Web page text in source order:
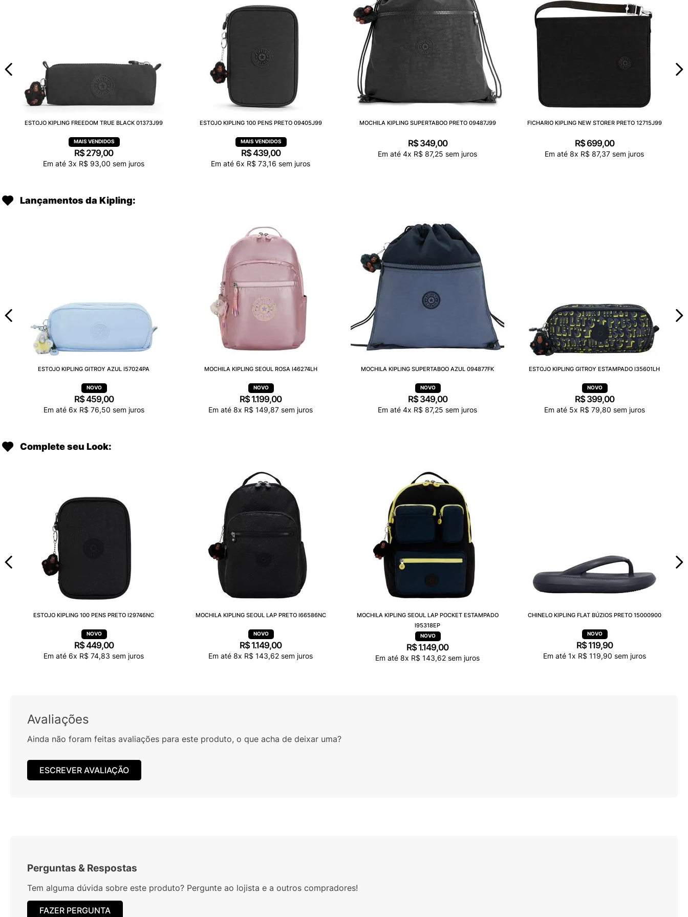
ESTOJO KIPLING FREEDOM TRUE BLACK 01373J99
R$ 279,00
Em até 3x R$ 93,00 sem juros
ESTOJO KIPLING 100 PENS PRETO 09405J99
R$439,00
Em até 6x R$ 73,16 sem juros
MOCHILA KIPLING SUPERTABOO PRETO 09487J99
R$ 349,00
Em até 4x R$ 87,25 sem juros
FICHARIO KIPLING NEW STORER PRETO 12715J99
R$ 699,00
Em até 8x R$ 87,37 sem juros
Lançamentos da Kipling:
ESTOJO KIPLING GITROY AZUL I57024PA
R$459,00
Em até 6x R$ 76,50 sem juros
MOCHILA KIPLING SEOUL ROSA I46274LH
R$ 1.199,00
Em até 8x R$ 149,87 sem juros
MOCHILA KIPLING SUPERTABOO AZUL 094877FK
R$ 349,00
Em até 4x R$ 87,25 sem juros
ESTOJO KIPLING GITROY ESTAMPADO I35601LH
R$ 399,00
Em até 5x R$ 79,80 sem juros
Complete seu Look:
ESTOJO KIPLING 100 PENS PRETO I29746NC
R$449,00
Em até 6x R$ 74,83 sem juros
MOCHILA KIPLING SEOUL LAP PRETO I66586NC
R$ 1.149,00
Em até 8x R$ 143,62 sem juros
MOCHILA KIPLING SEOUL LAP POCKET ESTAMPADO
I95318EP
R$ 1.149,00
Em até 8x R$ 143,62 sem juros
CHINELO KIPLING FLAT BÚZIOS PRETO 15000900
R$ 119,90
Em até 1x R$ 119,90 sem juros
Avaliações
Ainda não foram feitas avaliações para este produto, o que acha de deixar uma?
ESCREVER AVALIAÇÃO
Perguntas & Respostas
Tem alguma dúvida sobre este produto? Pergunte ao lojista e a outros compradores!
FAZER PERGUNTA